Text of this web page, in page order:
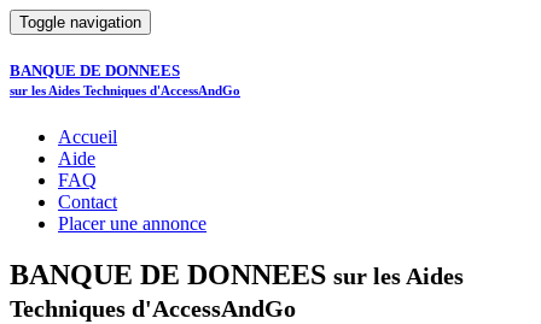
Toggle navigation
BANQUE DE DONNEES
sur les Aides Techniques d'AccessAndGo
Accueil
Aide
FAQ
Contact
Placer une annonce
BANQUE DE DONNEES sur les Aides
Techniques d'AccessAndGo